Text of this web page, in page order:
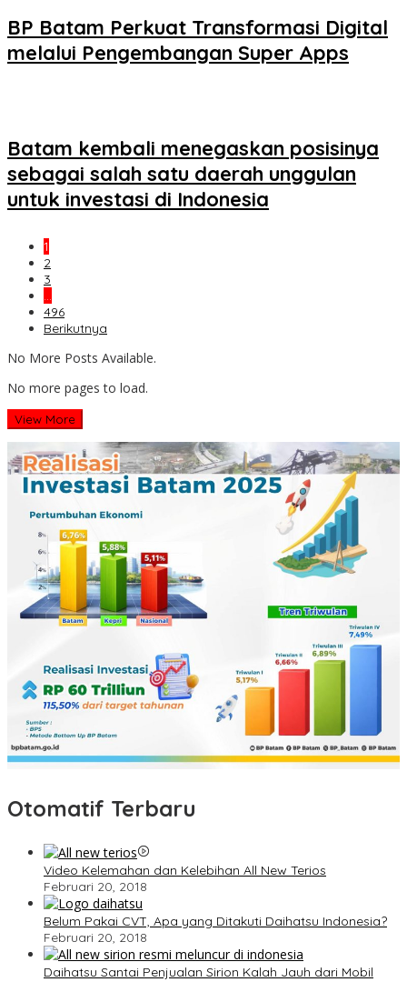
BP Batam Perkuat Transformasi Digital
melalui Pengembangan Super Apps
Batam kembali menegaskan posisinya
sebagai salah satu daerah unggulan
untuk investasi di Indonesia
1
2
3
…
496
Berikutnya
No More Posts Available.
No more pages to load.
View More
Otomatif Terbaru
Video Kelemahan dan Kelebihan All New Terios
Februari 20, 2018
Belum Pakai CVT, Apa yang Ditakuti Daihatsu Indonesia?
Februari 20, 2018
Daihatsu Santai Penjualan Sirion Kalah Jauh dari Mobil